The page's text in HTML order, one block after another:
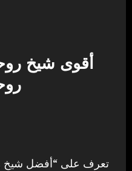
أقوى شيخ
تعرف على “أفضل شيخ